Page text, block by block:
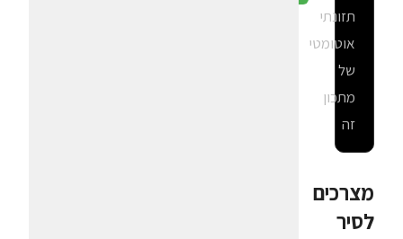
תזונתי
אוטומטי
של
מתכון
זה
מצרכים
לסיר